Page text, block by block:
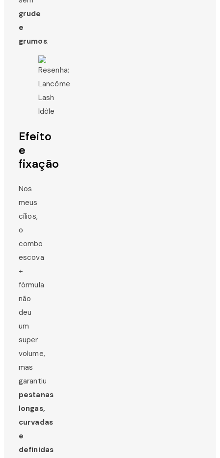
grude
e
grumos.
Efeito
e
fixação
Nos
meus
cílios,
o
combo
escova
+
fórmula
não
deu
um
super
volume,
mas
garantiu
pestanas
longas,
curvadas
e
definidas